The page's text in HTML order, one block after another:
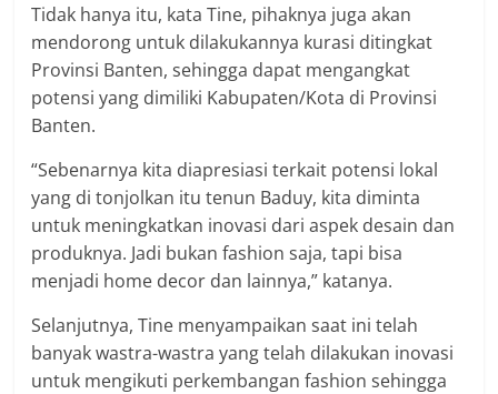
Tidak hanya itu, kata Tine, pihaknya juga akan
mendorong untuk dilakukannya kurasi ditingkat
Provinsi Banten, sehingga dapat mengangkat
potensi yang dimiliki Kabupaten/Kota di Provinsi
Banten.
“Sebenarnya kita diapresiasi terkait potensi lokal
yang di tonjolkan itu tenun Baduy, kita diminta
untuk meningkatkan inovasi dari aspek desain dan
produknya. Jadi bukan fashion saja, tapi bisa
menjadi home decor dan lainnya,” katanya.
Selanjutnya, Tine menyampaikan saat ini telah
banyak wastra-wastra yang telah dilakukan inovasi
untuk mengikuti perkembangan fashion sehingga